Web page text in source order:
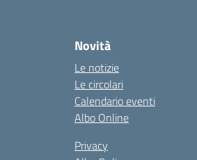
Novità
Le notizie
Le circolari
Calendario eventi
Albo Online
Privacy